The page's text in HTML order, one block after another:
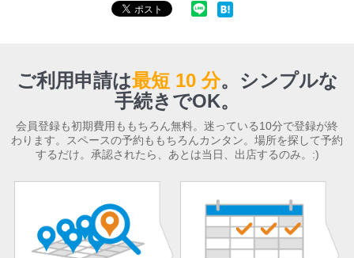
ご利用申請は最短 10 分。 シンプルな
手続きでOK。
会員登録も初期費用ももちろん無料。迷っている10分で登録が終
わります。スペースの予約ももちろんカンタン。場所を探して予約
するだけ。承認されたら、あとは当日、出店するのみ。:)